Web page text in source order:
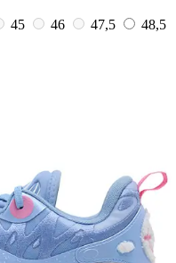
45 46 47,5
48,5